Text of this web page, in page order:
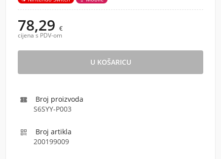
78,29 €
cijena s PDV-om

Broj proizvoda
S6SYY-P003

Broj artikla
200199009